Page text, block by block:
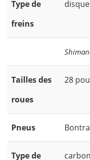
Type de
freins
disque
Tailles des
roues
28
Pneus
Type de